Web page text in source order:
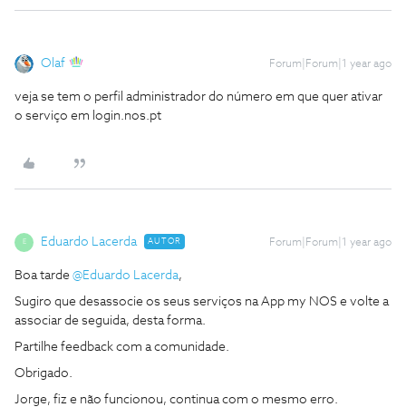
Olaf Forum|Forum|1 year ago
veja se tem o perfil administrador do número em que quer ativar
o serviço em login.nos.pt
E Eduardo Lacerda AUTOR Forum|Forum|1 year ago
Boa tarde ​ @Eduardo Lacerda,
Sugiro que desassocie os seus serviços na App my NOS e volte a
associar de seguida, desta forma.
Partilhe feedback com a comunidade.
Obrigado.
Jorge, fiz e não funcionou, continua com o mesmo erro.